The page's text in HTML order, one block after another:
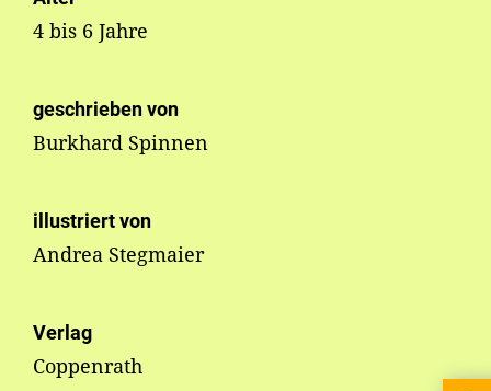
4 bis 6 Jahre
geschrieben von
Burkhard Spinnen
illustriert von
Andrea Stegmaier
Verlag
Coppenrath